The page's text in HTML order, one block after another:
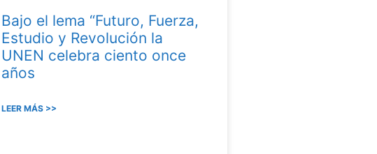
Bajo el lema “Futuro, Fuerza,
Estudio y Revolución la
UNEN celebra ciento once
años
LEER MÁS >>